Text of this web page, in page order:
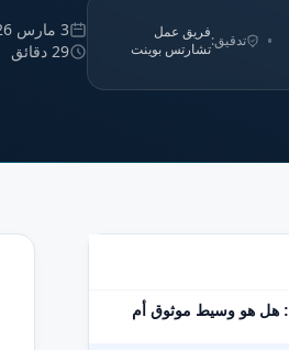
تدقيق:فريق عمل
تشارتس بوينت
3 مارس 2026
29 دقائق
تقييم Interactive Brokers: هل هو وسيط موثوق أم